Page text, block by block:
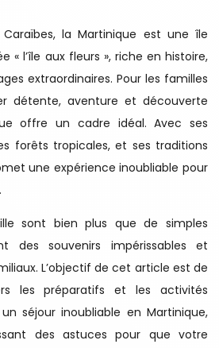
la Martinique est une île
« l’île aux fleurs », riche en histoire,
extraordinaires. Pour les familles
détente, aventure et découverte
offre un cadre idéal. Avec ses
forêts tropicales, et ses traditions
une expérience inoubliable pour
sont bien plus que de simples
des souvenirs impérissables et
L’objectif de cet article est de
les préparatifs et les activités
séjour inoubliable en Martinique,
des astuces pour que votre